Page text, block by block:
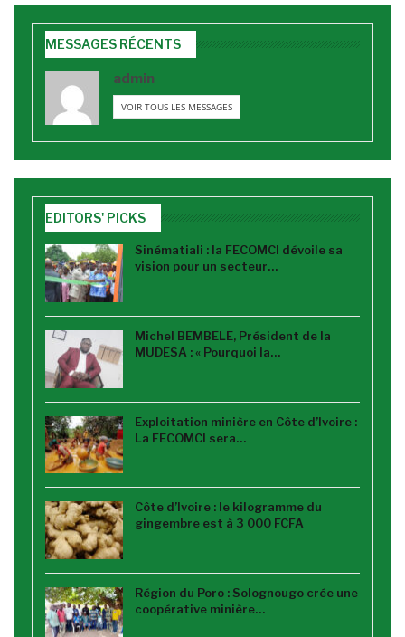
MESSAGES RÉCENTS
admin
VOIR TOUS LES MESSAGES
EDITORS' PICKS
Sinématiali : la FECOMCI dévoile sa
vision pour un secteur…
Michel BEMBELE, Président de la
MUDESA : « Pourquoi la…
Exploitation minière en Côte d’Ivoire :
La FECOMCI sera…
Côte d’Ivoire : le kilogramme du
gingembre est à 3 000 FCFA
Région du Poro : Solognougo crée une
coopérative minière…